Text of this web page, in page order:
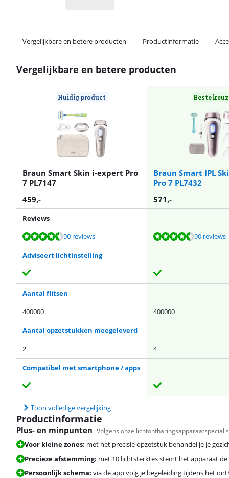
Vergelijkbare en betere producten Productinformatie
Vergelijkbare en betere producten
Huidig product
Braun Smart Skin i-expert Pro
7 PL7147
Beste
Braun Smart IPL
Pro 7 PL7432
459,- 571,-
Reviews
Beoordeling is 9,1 van de 10, gebaseerd op 90 reviews.
90 reviews
Beoordeling is 9,1 van de 10, gebaseerd op 90 reviews. 90 reviews
Beoordeling is 8,3 van de 10, gebaseerd op 23 reviews.
Beoordeling is 9,3 van de 10, gebaseerd op 40 reviews.
Beoordeling is 9,3 van de 10, gebaseerd op 40 reviews.
Adviseert lichtinstelling
Aantal flitsen
400000
400000
Aantal opzetstukken meegeleverd
2
4
Compatibel met smartphone / apps
Toon volledige vergelijking
Productinformatie
Plus- en minpunten Volgens onze
Voor kleine zones: met het precisie opzetstuk behandel je je
Precieze afstemming: met 10 lichtsterktes stemt het apparaat
Persoonlijk schema: via de app volg je begeleiding tijdens het